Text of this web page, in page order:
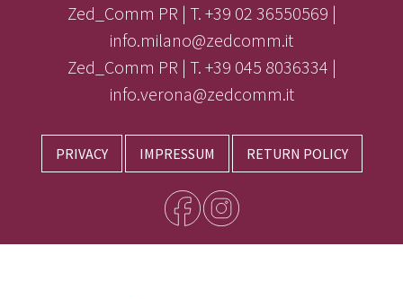
Zed_Comm PR | T. +39 02 36550569 |
info.milano@zedcomm.it
Zed_Comm PR | T. +39 045 8036334 |
info.verona@zedcomm.it
PRIVACY IMPRESSUM RETURN POLICY